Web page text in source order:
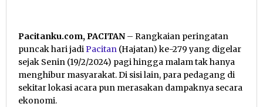
Pacitanku.com, PACITAN – Rangkaian peringatan
puncak hari jadiPacitan (Hajatan) ke-279 yang digelar
sejak Senin (19/2/2024) pagi hingga malam tak hanya
menghibur masyarakat. Di sisi lain, para pedagang di
sekitar lokasi acara pun merasakan dampaknya secara
ekonomi.